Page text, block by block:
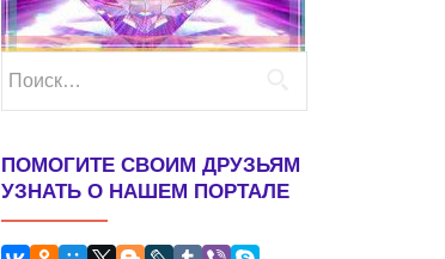
ПОМОГИТЕ СВОИМ ДРУЗЬЯМ
УЗНАТЬ О НАШЕМ ПОРТАЛЕ